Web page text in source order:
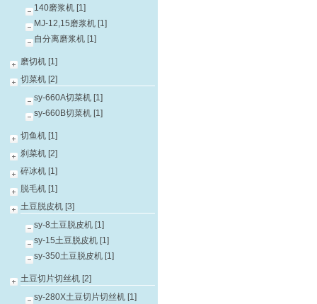
140磨浆机 [1]
MJ-12,15磨浆机 [1]
自分离磨浆机 [1]
磨切机 [1]
切菜机 [2]
sy-660A切菜机 [1]
sy-660B切菜机 [1]
切鱼机 [1]
刹菜机 [2]
碎冰机 [1]
脱毛机 [1]
土豆脱皮机 [3]
sy-8土豆脱皮机 [1]
sy-15土豆脱皮机 [1]
sy-350土豆脱皮机 [1]
土豆切片切丝机 [2]
sy-280X土豆切片切丝机 [1]